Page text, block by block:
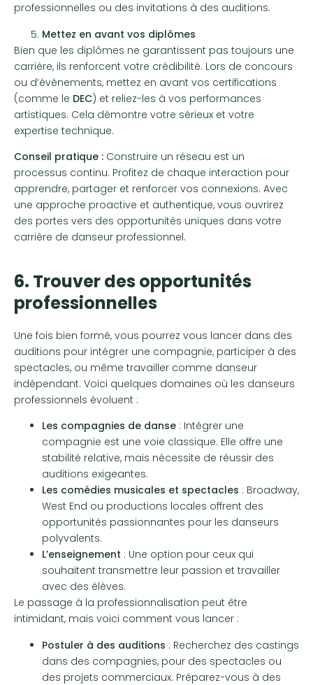
professionnelles ou des invitations à des auditions.
Mettez en avant vos diplômes
Bien que les diplômes ne garantissent pas toujours une
carrière, ils renforcent votre crédibilité. Lors de concours
ou d’événements, mettez en avant vos certifications
(comme le DEC) et reliez-les à vos performances
artistiques. Cela démontre votre sérieux et votre
expertise technique.
Conseil pratique : Construire un réseau est un
processus continu. Profitez de chaque interaction pour
apprendre, partager et renforcer vos connexions. Avec
une approche proactive et authentique, vous ouvrirez
des portes vers des opportunités uniques dans votre
carrière de danseur professionnel.
6. Trouver des opportunités
professionnelles
Une fois bien formé, vous pourrez vous lancer dans des
auditions pour intégrer une compagnie, participer à des
spectacles, ou même travailler comme danseur
indépendant. Voici quelques domaines où les danseurs
professionnels évoluent :
Les compagnies de danse : Intégrer une
compagnie est une voie classique. Elle offre une
stabilité relative, mais nécessite de réussir des
auditions exigeantes.
Les comédies musicales et spectacles : Broadway,
West End ou productions locales offrent des
opportunités passionnantes pour les danseurs
polyvalents.
L’enseignement : Une option pour ceux qui
souhaitent transmettre leur passion et travailler
avec des élèves.
Le passage à la professionnalisation peut être
intimidant, mais voici comment vous lancer :
Postuler à des auditions : Recherchez des castings
dans des compagnies, pour des spectacles ou
des projets commerciaux. Préparez-vous à des